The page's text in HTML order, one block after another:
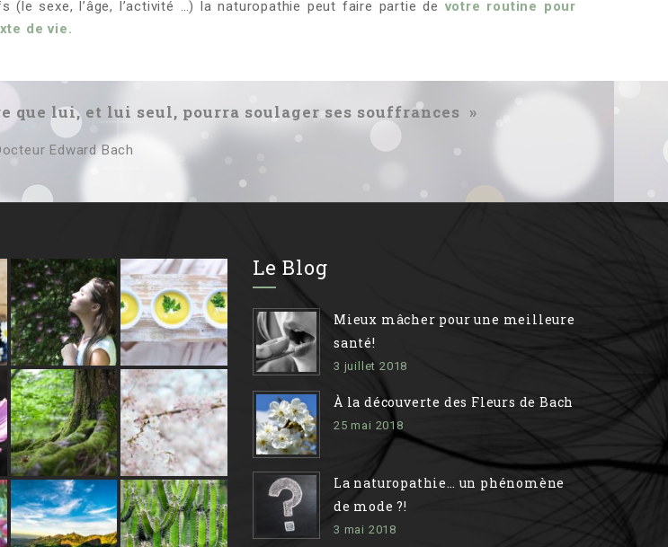
sexe, l’âge, l’activité …) la naturopathie peut faire partie de votre routine pour
de vie.
que lui, et lui seul, pourra soulager ses souffrances »
Edward Bach
Le Blog
Mieux mâcher pour une meilleure
santé!
3 juillet 2018
À la découverte des Fleurs de Bach
25 mai 2018
La naturopathie… un phénomène
de mode ?!
3 mai 2018